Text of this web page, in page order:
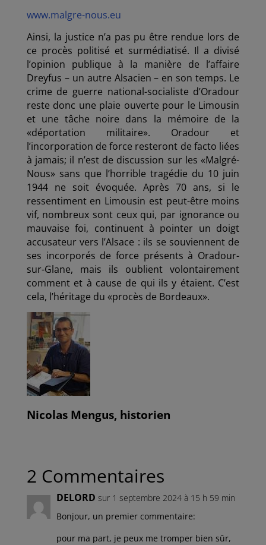
www.malgre-nous.eu
Ainsi, la justice n’a pas pu être rendue lors de
ce procès politisé et surmédiatisé. Il a divisé
l’opinion publique à la manière de l’affaire
Dreyfus – un autre Alsacien – en son temps. Le
crime de guerre national-socialiste d’Oradour
reste donc une plaie ouverte pour le Limousin
et une tâche noire dans la mémoire de la
«déportation militaire». Oradour et
l’incorporation de force resteront de facto liées
à jamais; il n’est de discussion sur les «Malgré-
Nous» sans que l’horrible tragédie du 10 juin
1944 ne soit évoquée. Après 70 ans, si le
ressentiment en Limousin est peut-être moins
vif, nombreux sont ceux qui, par ignorance ou
mauvaise foi, continuent à pointer un doigt
accusateur vers l’Alsace : ils se souviennent de
ses incorporés de force présents à Oradour-
sur-Glane, mais ils oublient volontairement
comment et à cause de qui ils y étaient. C’est
cela, l’héritage du «procès de Bordeaux».
Nicolas Mengus, historien
2 Commentaires
DELORD sur 1 septembre 2024 à 15 h 59 min
Bonjour, un premier commentaire:
pour ma part, je peux me tromper bien sûr,